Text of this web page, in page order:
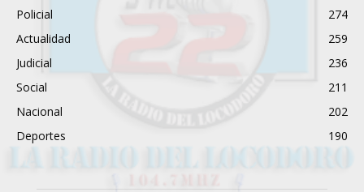
Policial
274
Actualidad
259
Judicial
236
Social
211
Nacional
202
Deportes
190